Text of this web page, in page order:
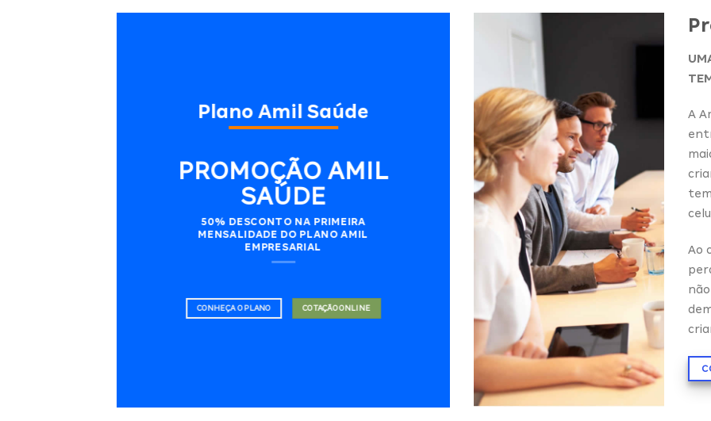
Plano Amil Saúde
PROMOÇÃO AMIL
SAÚDE
50% DESCONTO NA PRIMEIRA
MENSALIDADE DO PLANO AMIL
EMPRESARIAL
CONHEÇA O PLANO COTAÇÃO ONLINE
A
Ao